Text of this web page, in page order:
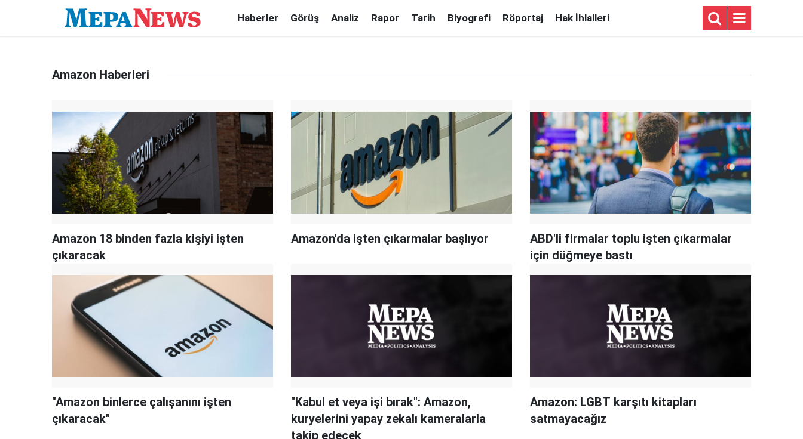
Haberler Görüş Analiz Rapor Tarih Biyografi Röportaj Hak İhlalleri
Amazon Haberleri
Amazon 18 binden fazla kişiyi işten
çıkaracak
Amazon'da işten çıkarmalar başlıyor
ABD'li firmalar toplu işten çıkarmalar
için düğmeye bastı
"Amazon binlerce çalışanını işten
çıkaracak"
"Kabul et veya işi bırak": Amazon,
kuryelerini yapay zekalı kameralarla
takip edecek
Amazon: LGBT karşıtı kitapları
satmayacağız